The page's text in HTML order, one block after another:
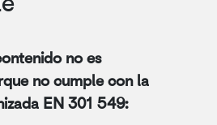
no es
no cumple con la
EN 301 549: